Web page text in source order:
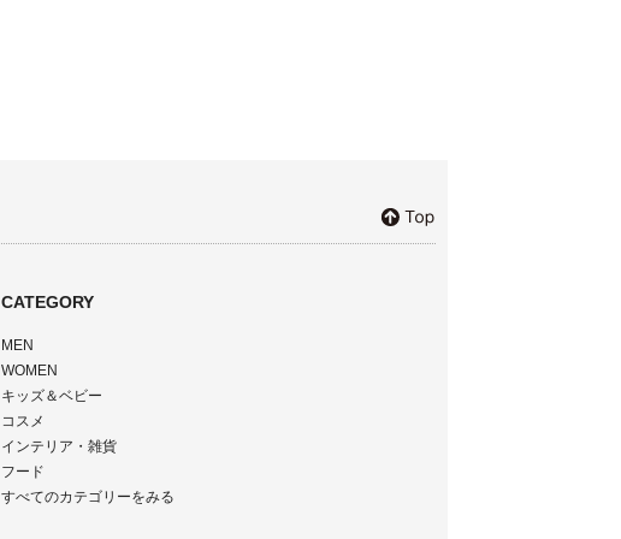
CATEGORY
MEN
WOMEN
キッズ＆ベビー
コスメ
インテリア・雑貨
フード
すべてのカテゴリーをみる